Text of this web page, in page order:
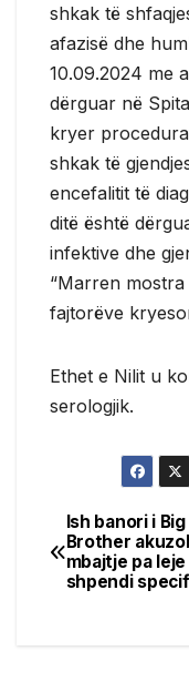
shkak të
afazisë dhe
10.09.2024 me
dërguar në
kryer
shkak të
encefalitit të
ditë është
infektive dhe
“Marren
fajtorëve
Ethet e Nilit u
serologjik.
Post
Ish banori i Big
Brother
mbajtje pa
shpendi